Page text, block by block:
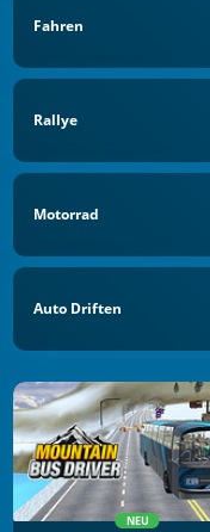
Fahren
Rallye
Motorrad
Auto Driften
NEU